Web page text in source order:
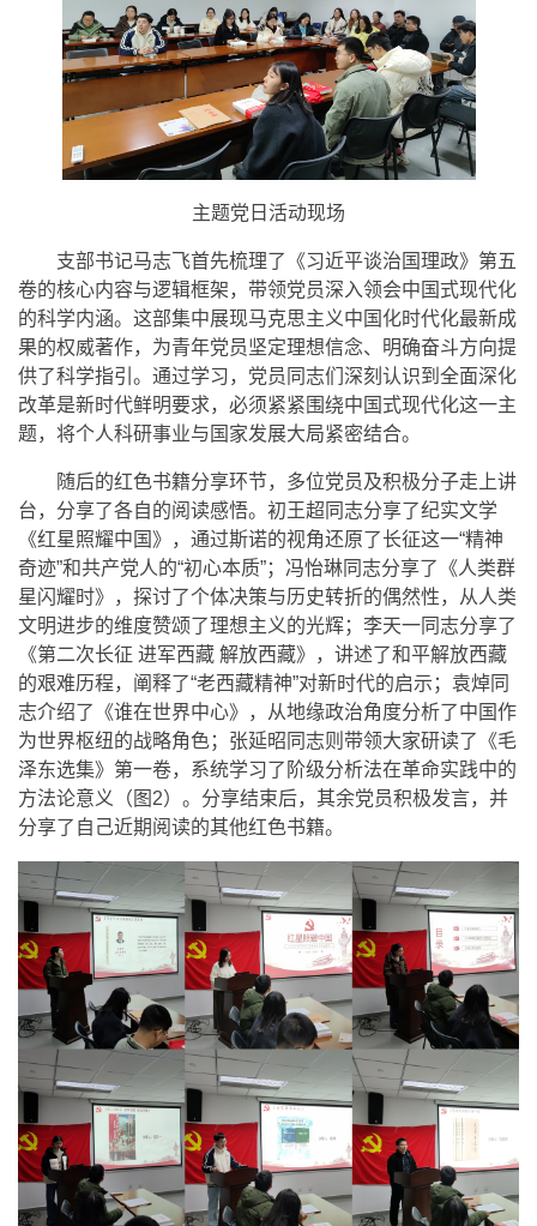
主题党日活动现场
支部书记马志飞首先梳理了《习近平谈治国理政》第五
卷的核心内容与逻辑框架，带领党员深入领会中国式现代化
的科学内涵。这部集中展现马克思主义中国化时代化最新成
果的权威著作，为青年党员坚定理想信念、明确奋斗方向提
供了科学指引。通过学习，党员同志们深刻认识到全面深化
改革是新时代鲜明要求，必须紧紧围绕中国式现代化这一主
题，将个人科研事业与国家发展大局紧密结合。
随后的红色书籍分享环节，多位党员及积极分子走上讲
台，分享了各自的阅读感悟。初王超同志分享了纪实文学
《红星照耀中国》，通过斯诺的视角还原了长征这一“精神
奇迹”和共产党人的“初心本质”；冯怡琳同志分享了《人类群
星闪耀时》，探讨了个体决策与历史转折的偶然性，从人类
文明进步的维度赞颂了理想主义的光辉；李天一同志分享了
《第二次长征 进军西藏 解放西藏》，讲述了和平解放西藏
的艰难历程，阐释了“老西藏精神”对新时代的启示；袁焯同
志介绍了《谁在世界中心》，从地缘政治角度分析了中国作
为世界枢纽的战略角色；张延昭同志则带领大家研读了《毛
泽东选集》第一卷，系统学习了阶级分析法在革命实践中的
方法论意义（图2）。分享结束后，其余党员积极发言，并
分享了自己近期阅读的其他红色书籍。